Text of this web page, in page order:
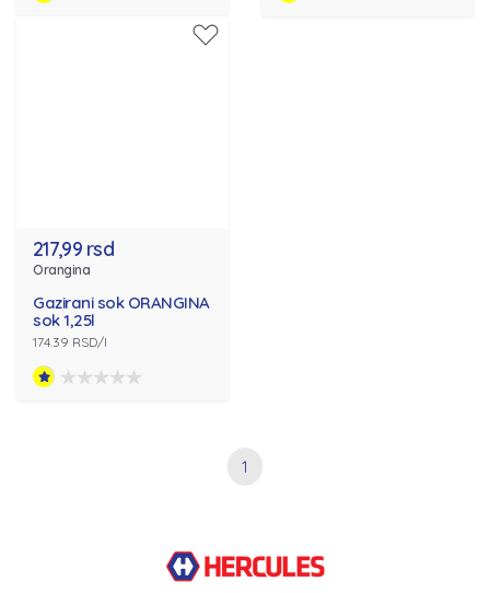
217,99 rsd
Orangina
Gazirani sok ORANGINA
sok 1,25l
174.39 RSD/l
1